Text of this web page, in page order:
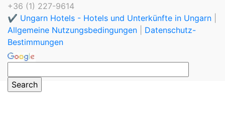
+36 (1) 227-9614
✔️ Ungarn Hotels - Hotels und Unterkünfte in Ungarn
Allgemeine Nutzungsbedingungen
Datenschutz-
Bestimmungen